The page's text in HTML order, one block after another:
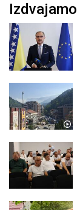
Izdvajamo